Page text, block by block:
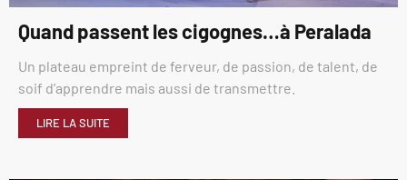
Quand passent les cigognes…à Peralada
Un plateau empreint de ferveur, de passion, de talent, de
soif d’apprendre mais aussi de transmettre.
LIRE LA SUITE